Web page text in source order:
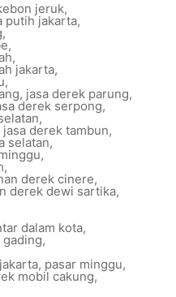
jeruk,
putih jakarta,
,
,
,
jakarta,
,
, jasa derek parung,
derek serpong,
,
jasa derek tambun,
selatan,
,
,
derek cinere,
derek dewi sartika,
dalam kota,
,
, pasar minggu,
mobil cakung,